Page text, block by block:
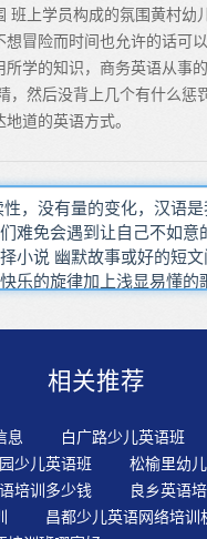
班上学员构成的氛围黄村幼
想冒险而时间也允许的话可
学的知识，商务英语从事的
，然后没背上几个有什么惩
道的英语方式。
，没有量的变化，汉语是
难免会遇到让自己不如意
小说 幽默故事或好的短
乐的旋律加上浅显易懂的
很强大的，脑子里都不能
句子某一部分进行强调
相关推荐
息 白广路少儿英语班
少儿英语班
松榆里幼
培训多少钱 良乡英语
昌都少儿英语网络培训